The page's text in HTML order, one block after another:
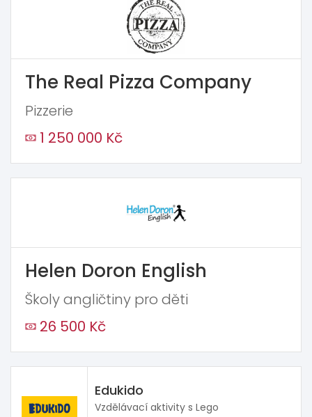
The Real Pizza Company
Pizzerie
1 250 000 Kč
Helen Doron English
Školy angličtiny pro děti
26 500 Kč
Edukido
Vzdělávací aktivity s Lego